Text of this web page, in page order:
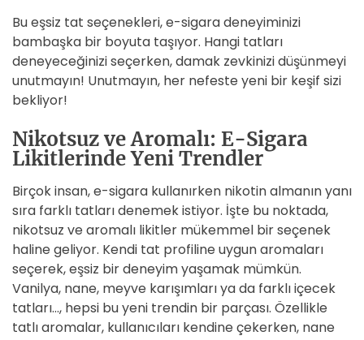
Bu eşsiz tat seçenekleri, e-sigara deneyiminizi
bambaşka bir boyuta taşıyor. Hangi tatları
deneyeceğinizi seçerken, damak zevkinizi düşünmeyi
unutmayın! Unutmayın, her nefeste yeni bir keşif sizi
bekliyor!
Nikotsuz ve Aromalı: E-Sigara
Likitlerinde Yeni Trendler
Birçok insan, e-sigara kullanırken nikotin almanın yanı
sıra farklı tatları denemek istiyor. İşte bu noktada,
nikotsuz ve aromalı likitler mükemmel bir seçenek
haline geliyor. Kendi tat profiline uygun aromaları
seçerek, eşsiz bir deneyim yaşamak mümkün.
Vanilya, nane, meyve karışımları ya da farklı içecek
tatları…, hepsi bu yeni trendin bir parçası. Özellikle
tatlı aromalar, kullanıcıları kendine çekerken, nane